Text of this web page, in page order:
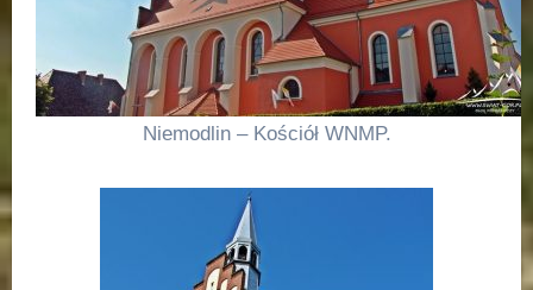
Niemodlin – Kościół WNMP.